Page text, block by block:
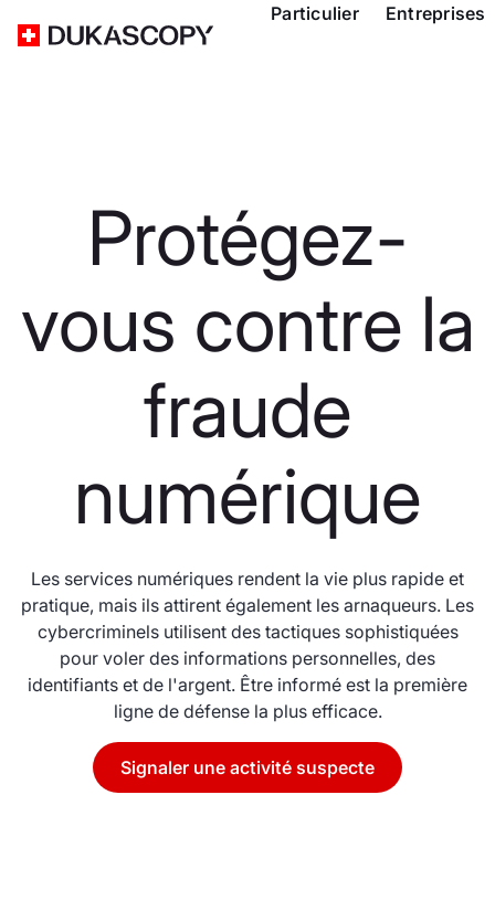
Particulier Entreprises
Protégez-
vous contre la
fraude
numérique
Les services numériques rendent la vie plus rapide et
pratique, mais ils attirent également les arnaqueurs. Les
cybercriminels utilisent des tactiques sophistiquées
pour voler des informations personnelles, des
identifiants et de l'argent. Être informé est la première
ligne de défense la plus efficace.
Signaler une activité suspecte